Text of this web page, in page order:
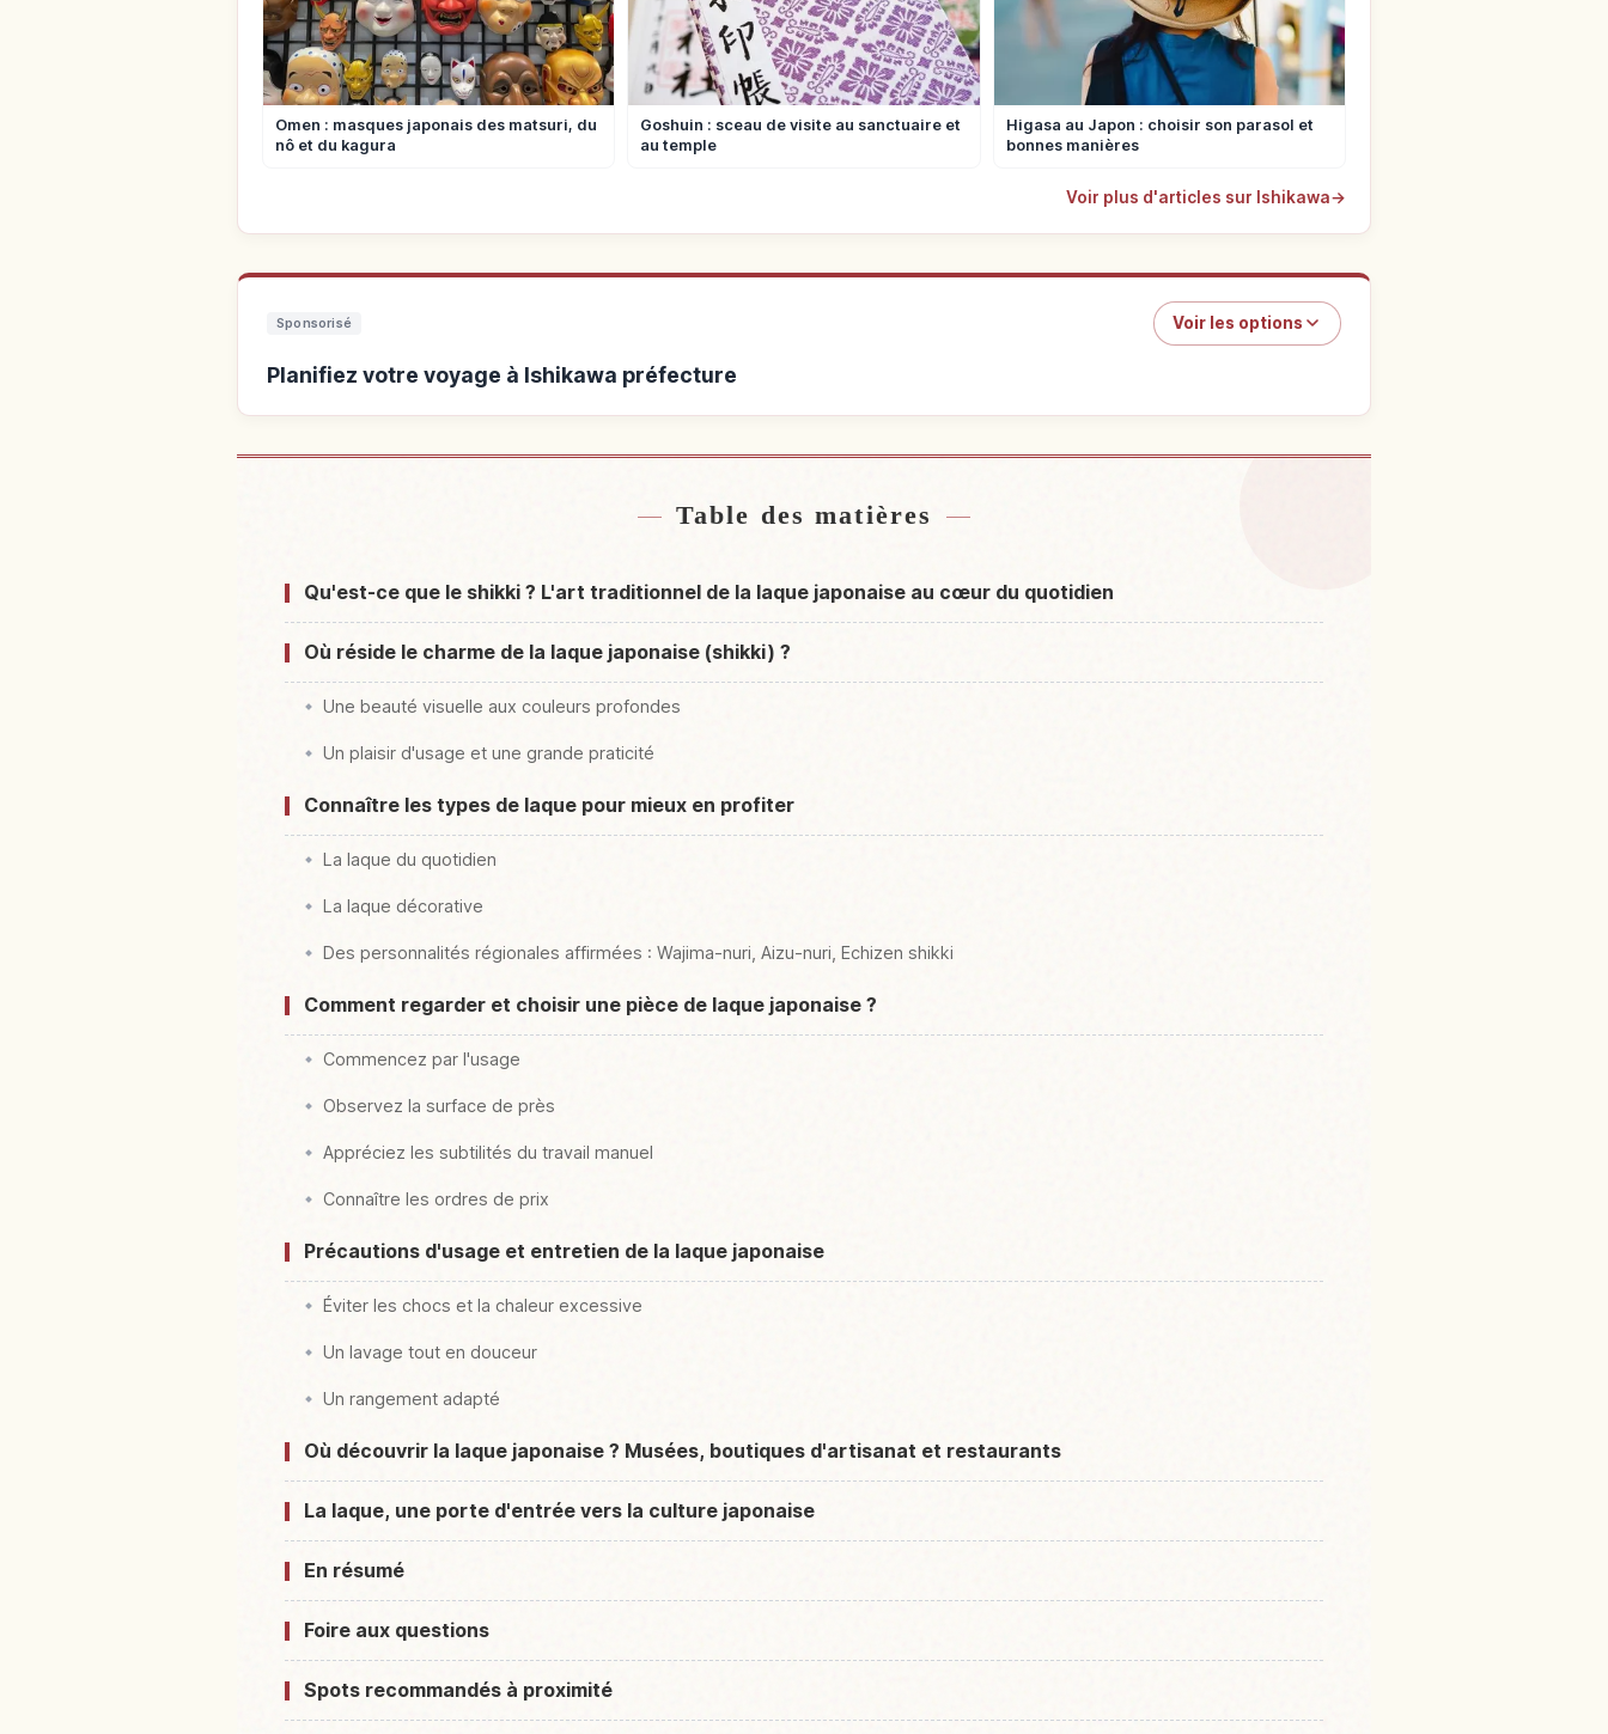
Omen : masques japonais des matsuri, du
nô et du kagura
Goshuin : sceau de visite au sanctuaire et
au temple
Higasa au Japon : choisir son parasol et
bonnes manières
Voir plus d'articles sur Ishikawa→
Sponsorisé Voir les options
Planifiez votre voyage à Ishikawa préfecture
Table des matières
Qu'est-ce que le shikki ? L'art traditionnel de la laque japonaise au cœur du quotidien
Où réside le charme de la laque japonaise (shikki) ?
Une beauté visuelle aux couleurs profondes
Un plaisir d'usage et une grande praticité
Connaître les types de laque pour mieux en profiter
La laque du quotidien
La laque décorative
Des personnalités régionales affirmées : Wajima-nuri, Aizu-nuri, Echizen shikki
Comment regarder et choisir une pièce de laque japonaise ?
Commencez par l'usage
Observez la surface de près
Appréciez les subtilités du travail manuel
Connaître les ordres de prix
Précautions d'usage et entretien de la laque japonaise
Éviter les chocs et la chaleur excessive
Un lavage tout en douceur
Un rangement adapté
Où découvrir la laque japonaise ? Musées, boutiques d'artisanat et restaurants
La laque, une porte d'entrée vers la culture japonaise
En résumé
Foire aux questions
Spots recommandés à proximité